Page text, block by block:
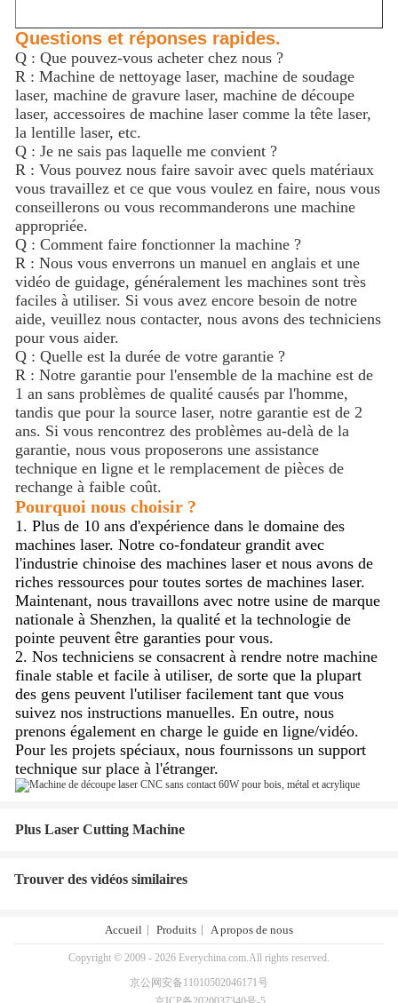
Questions et réponses rapides.
Q : Que pouvez-vous acheter chez nous ?
R : Machine de nettoyage laser, machine de soudage
laser, machine de gravure laser, machine de découpe
laser, accessoires de machine laser comme la tête laser,
la lentille laser, etc.
Q : Je ne sais pas laquelle me convient ?
R : Vous pouvez nous faire savoir avec quels matériaux
vous travaillez et ce que vous voulez en faire, nous vous
conseillerons ou vous recommanderons une machine
appropriée.
Q : Comment faire fonctionner la machine ?
R : Nous vous enverrons un manuel en anglais et une
vidéo de guidage, généralement les machines sont très
faciles à utiliser. Si vous avez encore besoin de notre
aide, veuillez nous contacter, nous avons des techniciens
pour vous aider.
Q : Quelle est la durée de votre garantie ?
R : Notre garantie pour l'ensemble de la machine est de
1 an sans problèmes de qualité causés par l'homme,
tandis que pour la source laser, notre garantie est de 2
ans. Si vous rencontrez des problèmes au-delà de la
garantie, nous vous proposerons une assistance
technique en ligne et le remplacement de pièces de
rechange à faible coût.
Pourquoi nous choisir ?
1. Plus de 10 ans d'expérience dans le domaine des
machines laser. Notre co-fondateur grandit avec
l'industrie chinoise des machines laser et nous avons de
riches ressources pour toutes sortes de machines laser.
Maintenant, nous travaillons avec notre usine de marque
nationale à Shenzhen, la qualité et la technologie de
pointe peuvent être garanties pour vous.
2. Nos techniciens se consacrent à rendre notre machine
finale stable et facile à utiliser, de sorte que la plupart
des gens peuvent l'utiliser facilement tant que vous
suivez nos instructions manuelles. En outre, nous
prenons également en charge le guide en ligne/vidéo.
Pour les projets spéciaux, nous fournissons un support
technique sur place à l'étranger.
Plus Laser Cutting Machine
Trouver des vidéos similaires
Accueil Produits A propos de nous
Copyright © 2009 - 2026 Everychina.com.All rights reserved.
京公网安备11010502046171号